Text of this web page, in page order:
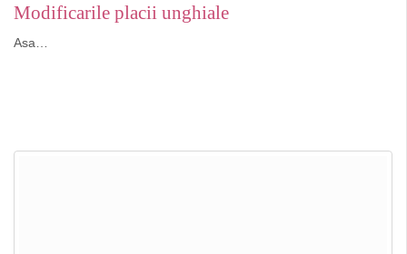
Modificarile placii unghiale
Asa…